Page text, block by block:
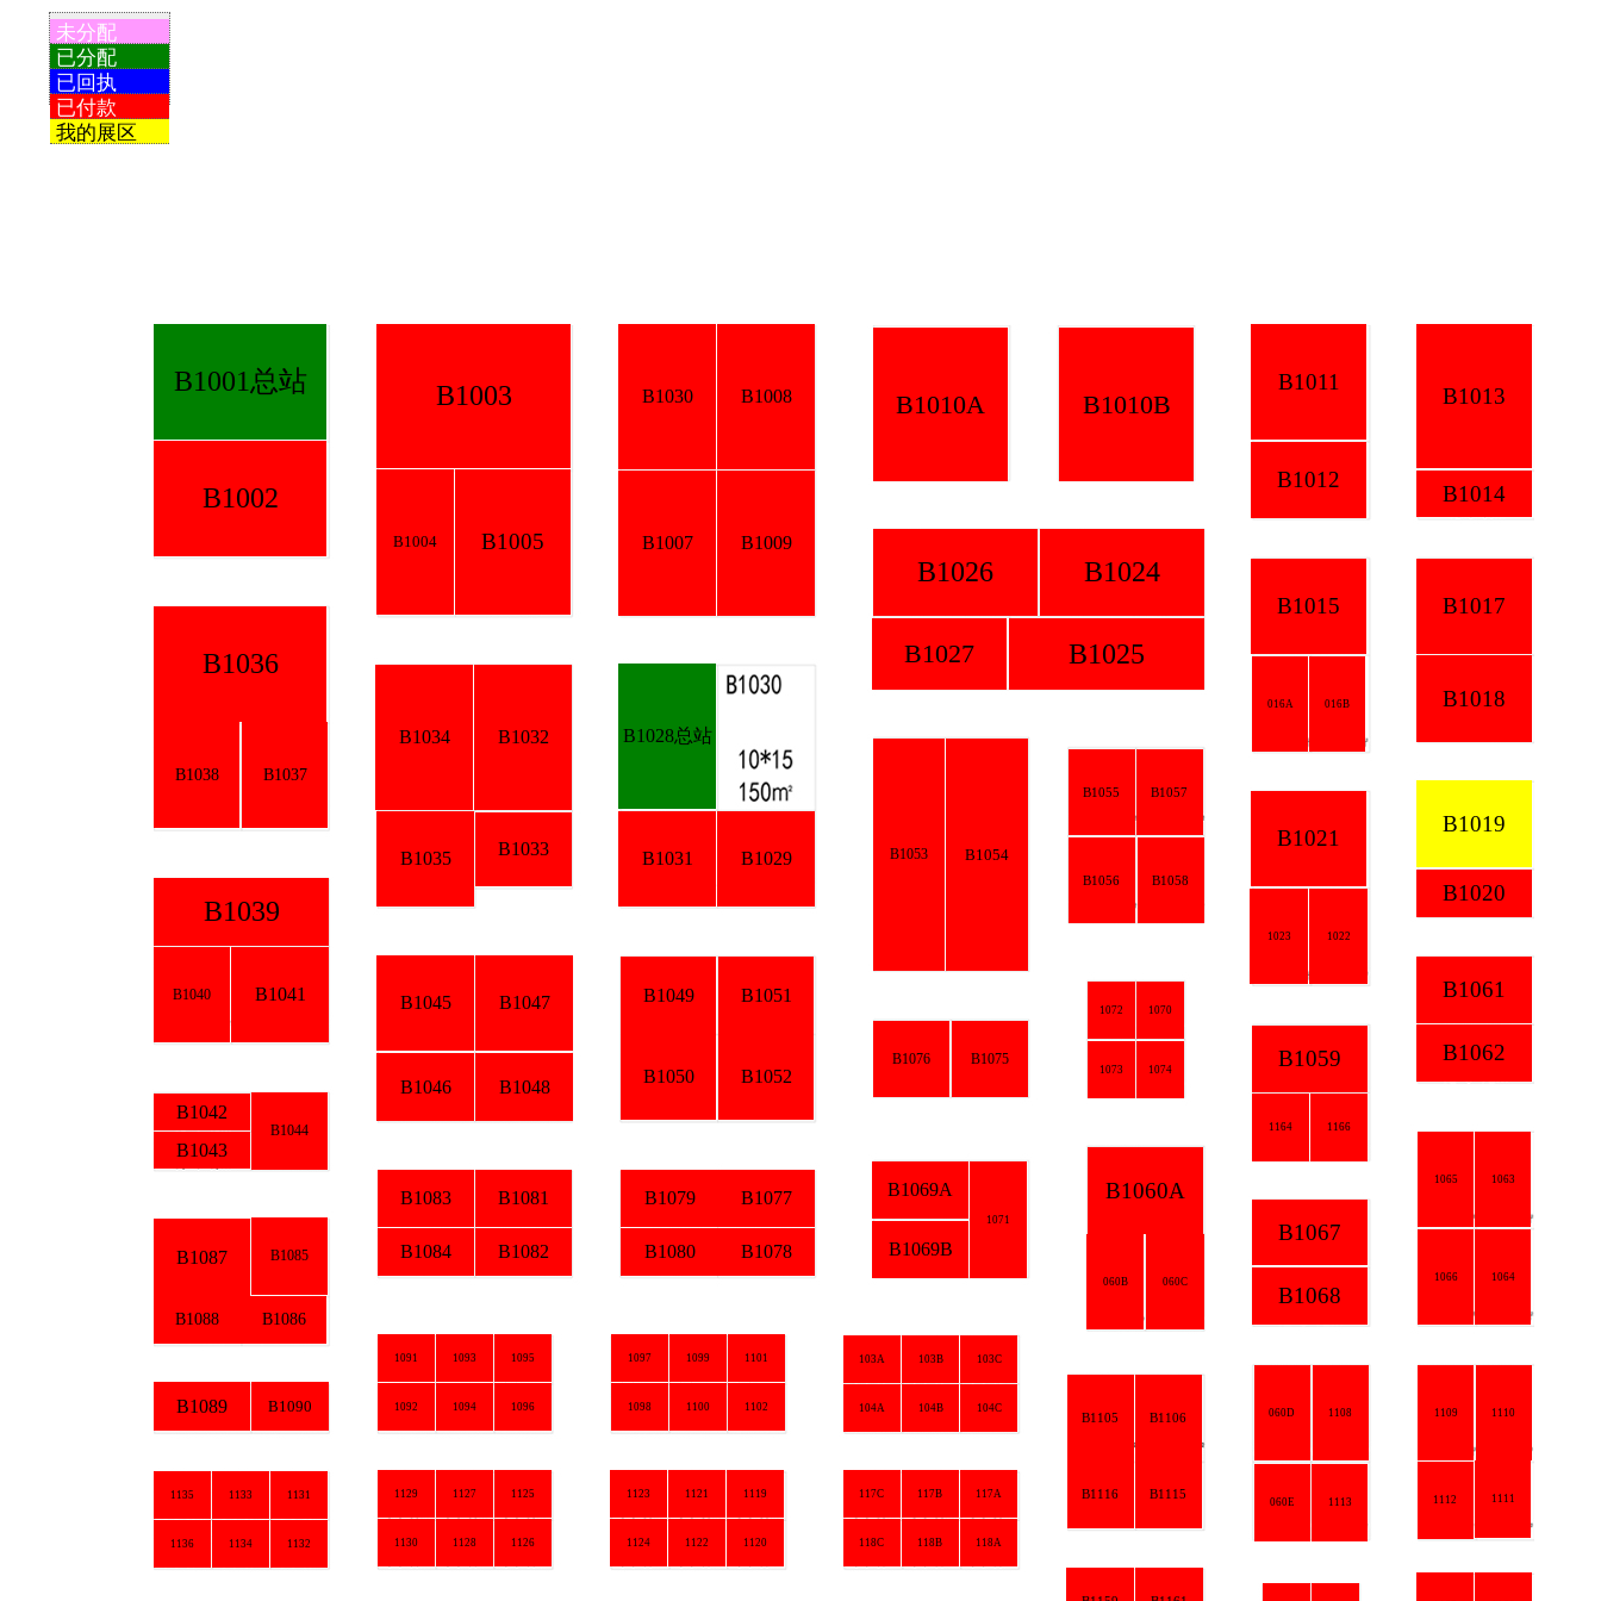
未分配
已分配
已回执
已付款
我的展区
B1001总站
B1002
B1036
B1003
B1004 B1005
B1008
B1007 B1009
B1034 B1032
B1030
B1028总站
B1026 B1024
B1011
B1013
B1012
B1014
B1015 B1017
B1021
B1019
B1018
B1037
B1038
B1035 B1033 B1031 B1029
B1041 B1045 B1047
B1039
B1040
B1044
B1085
B1042
B1043
B1087
B1088 B1086
B1027 B1025
B1020
1022
B1061
B1059
B1067
B1062
B1068
1063
1064
1110
1108
B1057
B1058
B1055
B1056
B1054
B1053
B1049 B1051
B1050 B1052
B1046 B1048
B1083 B1081 B1079 B1077
B1084 B1082 B1080 B1078
B1075
B1076
1111
1113
1166
B1105 B1106
B1115
B1116
B1089 B1090
1070
1074
1093
1094
1095
1096
1099
1100
1101
1102
103B 103C
104B 104C
117A
117B
118A
118B
1119
1120
1121
1122
1125
1126
1127
1128
1131
1132
1133
1134
016B
B1010A B1010B
B1069A
B1069B
1071
B1060A
060C